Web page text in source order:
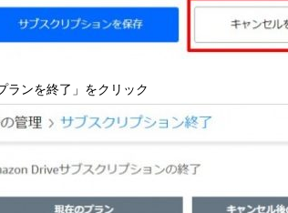
ランを終了」をクリック